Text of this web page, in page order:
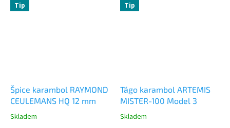
Tip
Špice karambol RAYMOND
CEULEMANS HQ 12 mm
Skladem
Tip
Tágo karambol ARTEMIS
MISTER-100 Model 3
Skladem